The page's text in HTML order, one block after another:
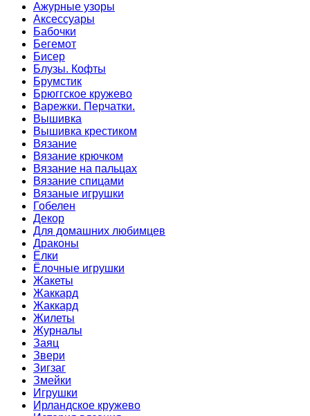
Ажурные узоры
Аксессуары
Бабочки
Бегемот
Бисер
Блузы. Кофты
Брумстик
Брюггское кружево
Варежки. Перчатки.
Вышивка
Вышивка крестиком
Вязание
Вязание крючком
Вязание на пальцах
Вязание спицами
Вязаные игрушки
Гобелен
Декор
Для домашних любимцев
Драконы
Ёлки
Ёлочные игрушки
Жакеты
Жаккард
Жаккард
Жилеты
Журналы
Заяц
Звери
Зигзаг
Змейки
Игрушки
Ирландское кружево